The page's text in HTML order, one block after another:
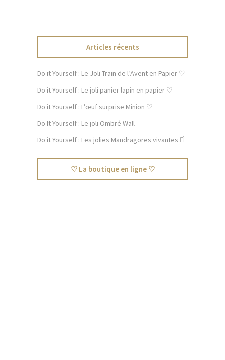
Articles récents
Do it Yourself : Le Joli Train de l’Avent en Papier ♡
Do it Yourself : Le joli panier lapin en papier ♡
Do it Yourself : L’œuf surprise Minion ♡
Do It Yourself : Le joli Ombré Wall
Do it Yourself : Les jolies Mandragores vivantes ⚯͛
♡ La boutique en ligne ♡